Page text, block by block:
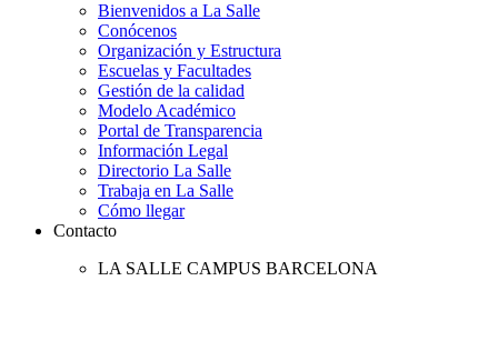
Bienvenidos a La Salle
Conócenos
Organización y Estructura
Escuelas y Facultades
Gestión de la calidad
Modelo Académico
Portal de Transparencia
Información Legal
Directorio La Salle
Trabaja en La Salle
Cómo llegar
Contacto
LA SALLE CAMPUS BARCELONA